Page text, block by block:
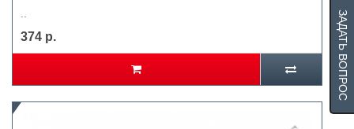
374 р. ЗАДАТЬ ВОПРОС